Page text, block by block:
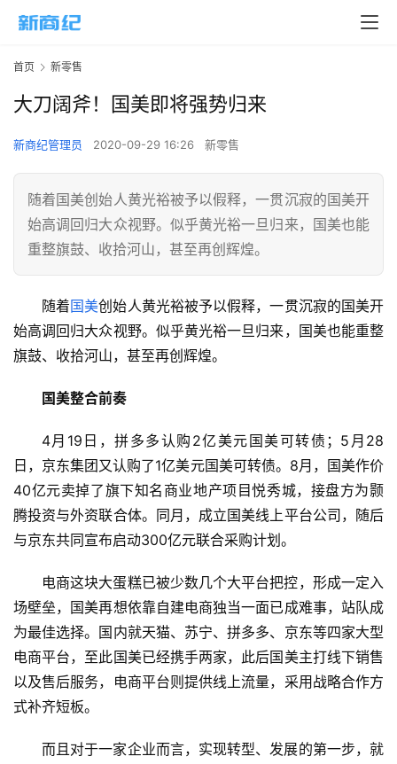
首页 新零售
大刀阔斧！国美即将强势归来
新商纪管理员 2020-09-29 16:26 新零售
随着国美创始人黄光裕被予以假释，一贯沉寂的国美开
始高调回归大众视野。似乎黄光裕一旦归来，国美也能
重整旗鼓、收拾河山，甚至再创辉煌。
随着国美创始人黄光裕被予以假释，一贯沉寂的国美开
始高调回归大众视野。似乎黄光裕一旦归来，国美也能重整
旗鼓、收拾河山，甚至再创辉煌。
国美整合前奏
4月19日，拼多多认购2亿美元国美可转债；5月28
日，京东集团又认购了1亿美元国美可转债。8月，国美作价
40亿元卖掉了旗下知名商业地产项目悦秀城，接盘方为颢
腾投资与外资联合体。同月，成立国美线上平台公司，随后
与京东共同宣布启动300亿元联合采购计划。
电商这块大蛋糕已被少数几个大平台把控，形成一定入
场壁垒，国美再想依靠自建电商独当一面已成难事，站队成
为最佳选择。国内就天猫、苏宁、拼多多、京东等四家大型
电商平台，至此国美已经携手两家，此后国美主打线下销售
以及售后服务，电商平台则提供线上流量，采用战略合作方
式补齐短板。
而且对于一家企业而言，实现转型、发展的第一步，就